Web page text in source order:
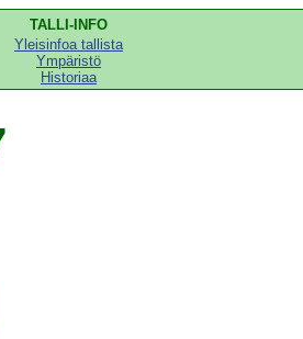
TALLI-INFO
Yleisinfoa tallista
Ympäristö
Historiaa